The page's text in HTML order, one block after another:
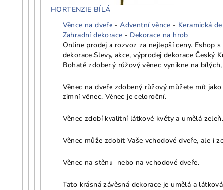
HORTENZIE BÍLÁ
Věnce na dveře -Adventní věnce - Keramická
Zahradní dekorace - Dekorace na hrob
Online prodej a rozvoz za nejlepší ceny. Eshop
dekorace.Slevy, akce, výprodej dekorace Český
Bohatě zdobený růžový věnec vynikne na
Věnec na dveře zdobený růžový můžete mít
zimní věnec. Věnec je celoroční.
Věnec zdobí kvalitní látkové květy a umělá
Věnec může zdobit Vaše vchodové dveře, ale i
Věnec na stěnu nebo na vchodové dveře.
Tato krásná závěsná dekorace je umělá a